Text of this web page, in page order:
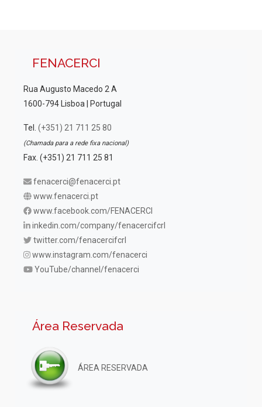
FENACERCI
Rua Augusto Macedo 2 A
1600-794 Lisboa | Portugal
Tel. (+351) 21 711 25 80
(Chamada para a rede fixa nacional)
Fax. (+351) 21 711 25 81
fenacerci@fenacerci.pt
www.fenacerci.pt
www.facebook.com/FENACERCI
inkedin.com/company/fenacercifcrl
twitter.com/fenacercifcrl
www.instagram.com/fenacerci
YouTube/channel/fenacerci
Área Reservada
ÁREA RESERVADA